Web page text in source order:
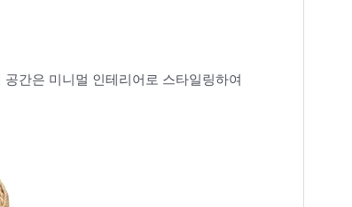
간은 미니멀 인테리어로 스타일링하여